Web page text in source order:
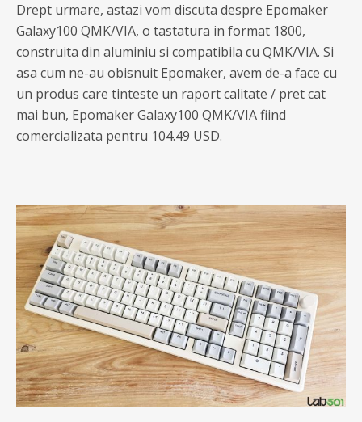
Drept urmare, astazi vom discuta despre Epomaker
Galaxy100 QMK/VIA, o tastatura in format 1800,
construita din aluminiu si compatibila cu QMK/VIA. Si
asa cum ne-au obisnuit Epomaker, avem de-a face cu
un produs care tinteste un raport calitate / pret cat
mai bun, Epomaker Galaxy100 QMK/VIA fiind
comercializata pentru 104.49 USD.